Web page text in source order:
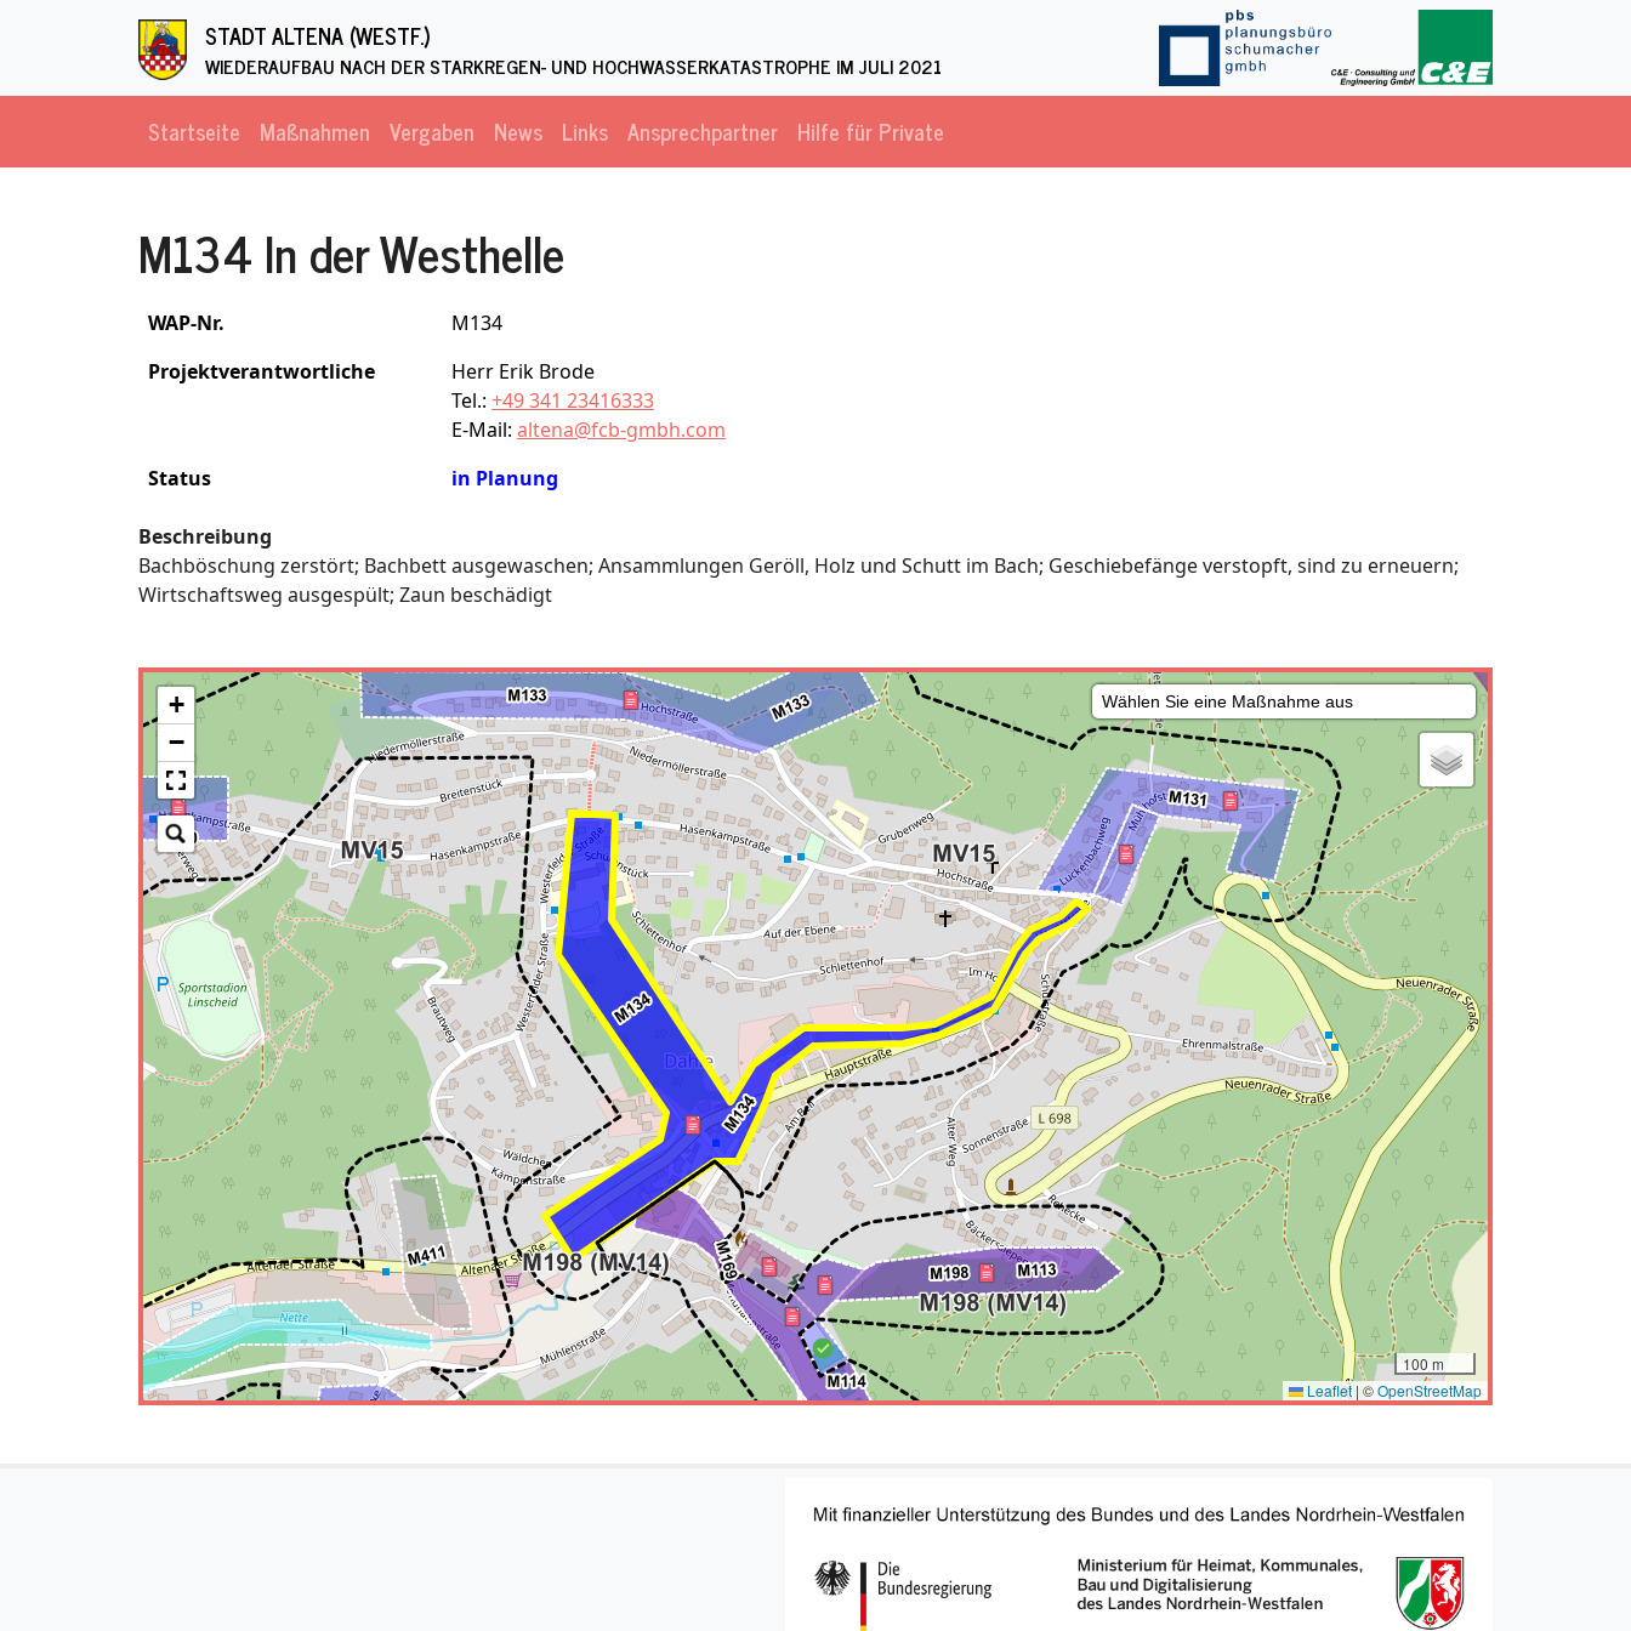
Direkt zum Inhalt
STADT ALTENA (WESTF.)
WIEDERAUFBAU NACH DER STARKREGEN- UND HOCHWASSERKATASTROPHE IM JULI 2021
Startseite Maßnahmen Vergaben News Links Ansprechpartner Hilfe für Private
M134 In der Westhelle
WAP-Nr.
M134
Projektverantwortliche
Herr Erik Brode
Tel.: +49 341 23416333
E-Mail: altena@fcb-gmbh.com
Status
in Planung
Beschreibung
Bachböschung zerstört; Bachbett ausgewaschen; Ansammlungen Geröll, Holz und Schutt im Bach; Geschiebefänge verstopft, sind zu erneuern;
Wirtschaftsweg ausgespült; Zaun beschädigt